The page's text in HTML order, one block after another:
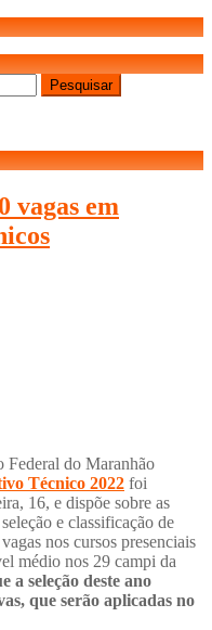
vagas em
Federal do Maranhão
Técnico 2022 foi
16, e dispõe sobre as
e classificação de
nos cursos presenciais
médio nos 29 campi da
a seleção deste ano
que serão aplicadas no